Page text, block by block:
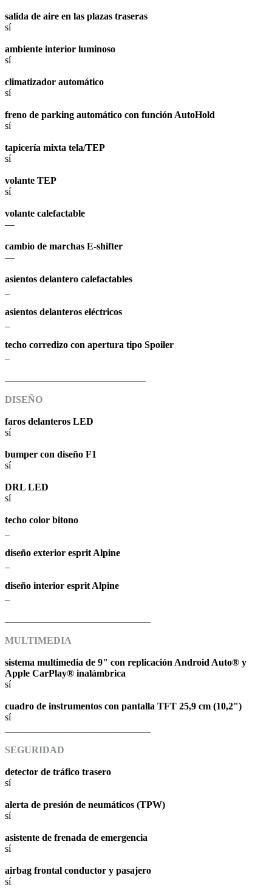
salida de aire en las plazas traseras
sí
ambiente interior luminoso
sí
climatizador automático
sí
freno de parking automático con función AutoHold
sí
tapicería mixta tela/TEP
sí
volante TEP
sí
volante calefactable
—
cambio de marchas E-shifter
—
asientos delantero calefactables
asientos delanteros eléctricos
techo corredizo con apertura tipo Spoiler
DISEÑO
faros delanteros LED
sí
bumper con diseño F1
sí
DRL LED
sí
techo color bitono
diseño exterior esprit Alpine
diseño interior esprit Alpine
MULTIMEDIA
sistema multimedia de 9" con replicación Android Auto® y
Apple CarPlay® inalámbrica
sí
cuadro de instrumentos con pantalla TFT 25,9 cm (10,2")
sí
SEGURIDAD
detector de tráfico trasero
sí
alerta de presión de neumáticos (TPW)
sí
asistente de frenada de emergencia
sí
airbag frontal conductor y pasajero
sí